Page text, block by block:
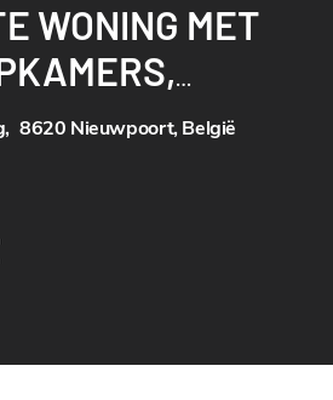
WONING MET
ZEE EN HET
, 8620 Nieuwpoort, België